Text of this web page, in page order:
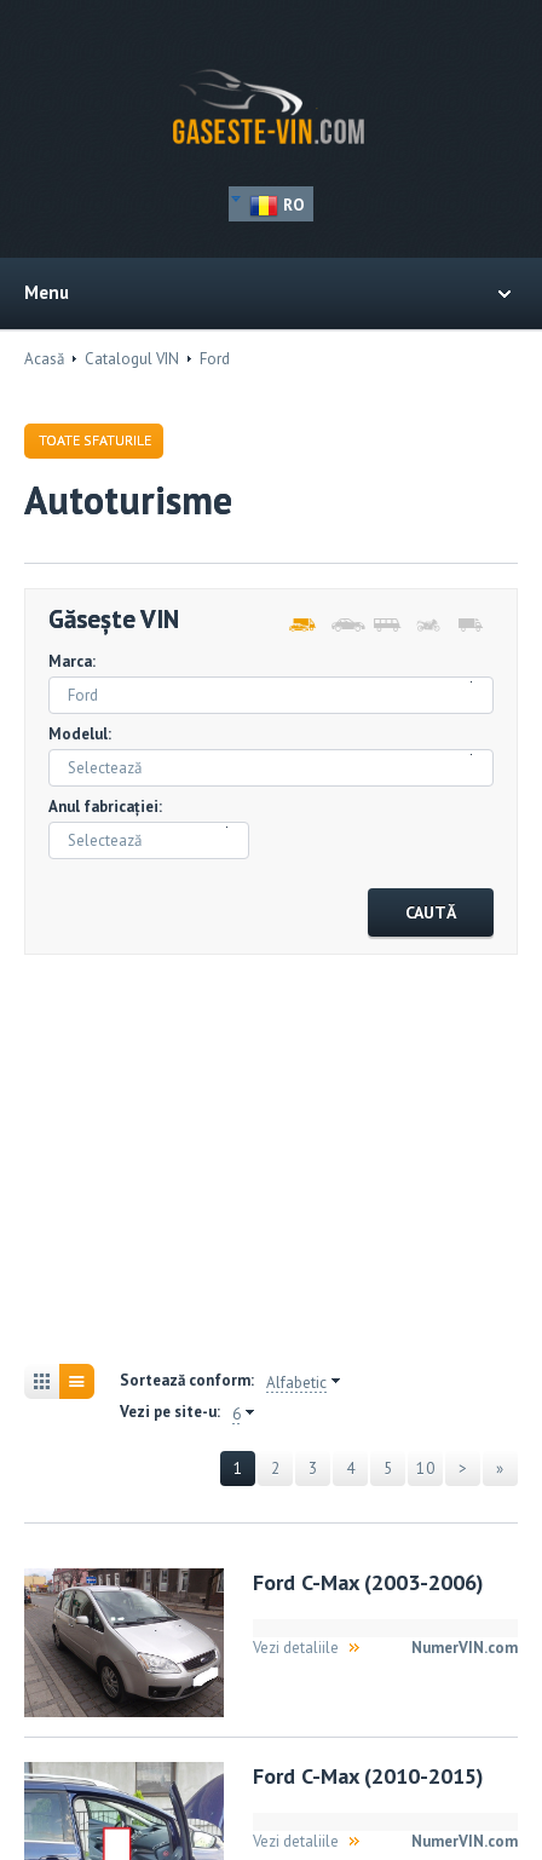
RO
Menu
Acasă Catalogul VIN Ford
TOATE SFATURILE
Autoturisme
Găsește VIN
Marca:
Ford
Modelul:
Selectează
Anul fabricației:
Selectează
Sortează conform: Alfabetic
Vezi pe site-u:
6
1 2 3 4 5 10 > »
Ford C-Max (2003-2006)
NumerVIN.com
Vezi detaliile
Ford C-Max (2010-2015)
NumerVIN.com
Vezi detaliile